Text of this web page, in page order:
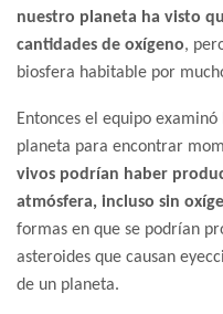
nuestro planeta ha visto
cantidades de oxígeno,
biosfera habitable por
Entonces el equipo
planeta para encontrar
vivos podrían haber
atmósfera, incluso sin
formas en que se podrían
asteroides que causan
de un planeta.